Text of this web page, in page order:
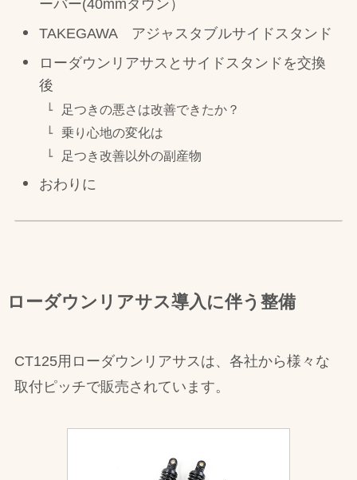
ーバー(40mmダウン）
TAKEGAWA アジャスタブルサイドスタンド
ローダウンリアサスとサイドスタンドを交換
後
足つきの悪さは改善できたか？
乗り心地の変化は
足つき改善以外の副産物
おわりに
ローダウンリアサス導入に伴う整備
CT125用ローダウンリアサスは、各社から様々な
取付ピッチで販売されています。